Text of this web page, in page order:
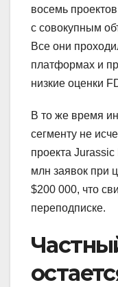
восемь
с совокупным
Все они
платформах и
низкие оценки
В то же время
сегменту не
проекта
млн заявок при
$200 000, что
переподписке.